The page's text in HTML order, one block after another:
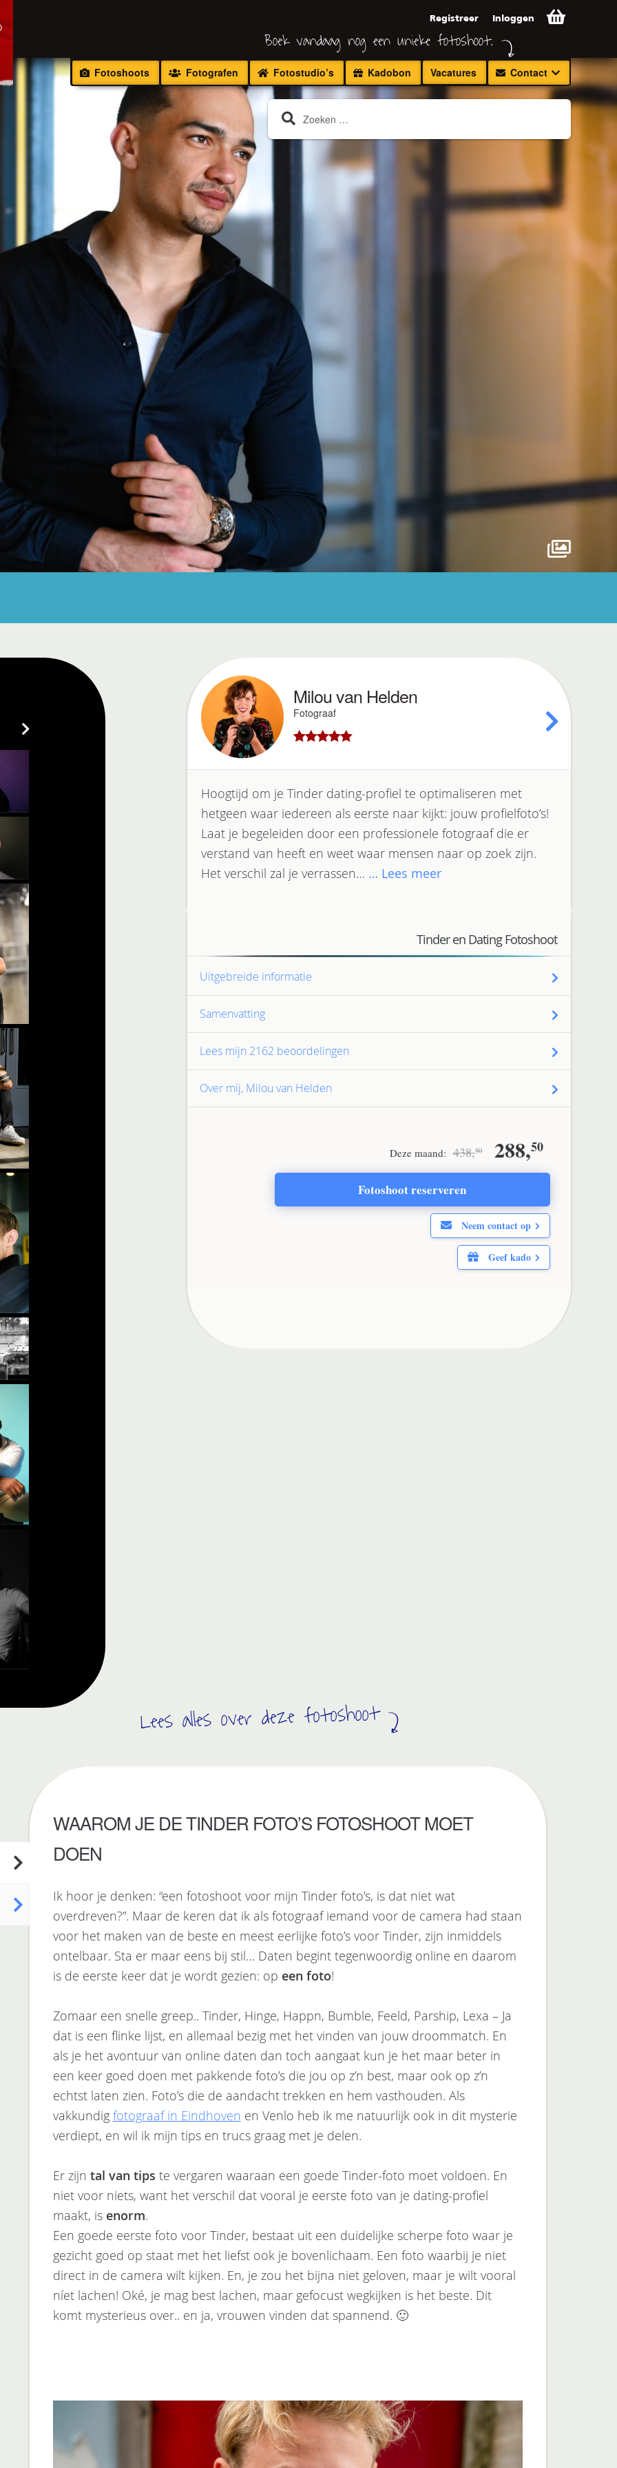
Boek vandaag nog een unieke fotoshoot.
Registreer Inloggen
Zoeken
naar:
Fotoshoots Fotografen Fotostudio’s Kadobon Vacatures Contact
Milou van Helden
Fotograaf
Hoogtijd om je Tinder dating-profiel te optimaliseren met
hetgeen waar iedereen als eerste naar kijkt: jouw profielfoto’s!
Laat je begeleiden door een professionele fotograaf die er
verstand van heeft en weet waar mensen naar op zoek zijn.
Het verschil zal je verrassen… … Lees meer
Tinder en Dating Fotoshoot
Uitgebreide informatie
Samenvatting
Lees mijn 2162 beoordelingen
Over mij, Milou van Helden
Deze maand: 438,50
Original
price
was:
438,50.
288,50
price
is:
288,
Fotoshoot reserveren
Neem contact op
Geef kado
Lees alles over deze fotoshoot
WAAROM JE DE TINDER FOTO’S FOTOSHOOT MOET
DOEN
Ik hoor je denken: “een fotoshoot voor mijn Tinder foto’s, is dat niet wat
overdreven?”. Maar de keren dat ik als fotograaf iemand voor de camera had staan
voor het maken van de beste en meest eerlijke foto’s voor Tinder, zijn inmiddels
ontelbaar. Sta er maar eens bij stil… Daten begint tegenwoordig online en daarom
is de eerste keer dat je wordt gezien: op een foto!
Zomaar een snelle greep.. Tinder, Hinge, Happn, Bumble, Feeld, Parship, Lexa – Ja
dat is een flinke lijst, en allemaal bezig met het vinden van jouw droommatch. En
als je het avontuur van online daten dan toch aangaat kun je het maar beter in
een keer goed doen met pakkende foto’s die jou op z’n best, maar ook op z’n
echtst laten zien. Foto’s die de aandacht trekken en hem vasthouden. Als
vakkundig fotograaf in Eindhoven en Venlo heb ik me natuurlijk ook in dit mysterie
verdiept, en wil ik mijn tips en trucs graag met je delen.
Er zijn tal van tips te vergaren waaraan een goede Tinder-foto moet voldoen. En
niet voor niets, want het verschil dat vooral je eerste foto van je dating-profiel
maakt, is enorm.
Een goede eerste foto voor Tinder, bestaat uit een duidelijke scherpe foto waar je
gezicht goed op staat met het liefst ook je bovenlichaam. Een foto waarbij je niet
direct in de camera wilt kijken. En, je zou het bijna niet geloven, maar je wilt vooral
níet lachen! Oké, je mag best lachen, maar gefocust wegkijken is het beste. Dit
komt mysterieus over.. en ja, vrouwen vinden dat spannend. 🙂